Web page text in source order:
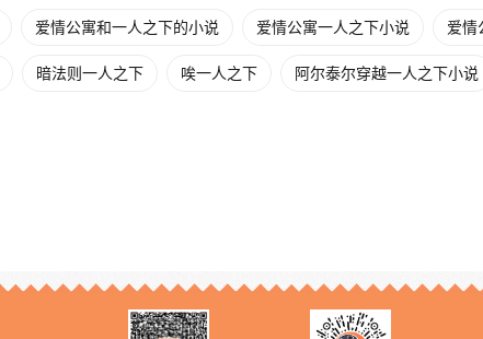
爱情公寓和一人之下的小说 爱情公寓一人之下小说 爱情
暗法则一人之下 唉一人之下 阿尔泰尔穿越一人之下小说